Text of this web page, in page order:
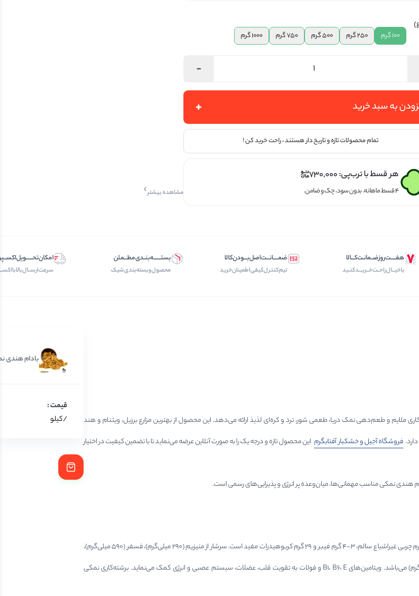
100 گرم 250 گرم 500 گرم 750 گرم 1000 گرم
به سبد خرید
تمام محصولات تازه و تاریخ دار هستند ، راحت خرید کن !
هر قسط با ترب‌پی:730,000
۴ قسط ماهانه. بدون سود، چک و ضامن. مشاهده بیشتر
هفـــــت‌روز‌ضــمانـت‌کـــالا
با‌خیـــال‌راحــت‌‌‌خــریـــد‌کنــید
ضمـــــانـــت‌اصل‌بـــودن‌کالا
تیم‌کنترل‌کیفی‌اطمینان‌خرید
بستـــــــه‌بنــدی‌مطـــمئن
محصول‌و‌بسته‌بندی‌‌شیک
و طعم‌دهی نمک دریا، طعمی شور، ترد و کره‌ای لذیذ ارائه می‌دهد. این محصول از بهترین مزارع برزیل، ویتنام و هند
فروشگاه آجیل و خشکبار آفتابگرم این محصول تازه و درجه یک را به صورت آنلاین عرضه می‌نماید تا با تضمین کیفیت در اختیار
هر ۱۰۰ گرم بادام هندی نمکی حاوی ۵۶۰-۵۹۰ کیلوکالری انرژی، ۱۸ گرم پروتئین گیاهی، ۴۴-۴۷ گرم چربی غیراشباع سالم، ۳-۴ گرم فیبر و ۲۹ گرم کربوهیدرات مفید است. سرشار از منیزیم (۲۹۰ میلی‌گرم)، فسفر (۵۹۰ میلی‌گرم)،
مس (۲.۱ میلی‌گرم)، روی (۵.۷ میلی‌گرم)، آهن (۶.۵ میلی‌گرم)، سلنیوم و سدیم (۳۰۰-۴۰۰ میلی‌گرم) می‌باشد. ویتامین‌های B1، B6، E و فولات به تقویت قلب، عضلات، سیستم عصبی و انرژی کمک می‌نماید. برشته‌کاری نمکی
بادام هندی
/کیلو